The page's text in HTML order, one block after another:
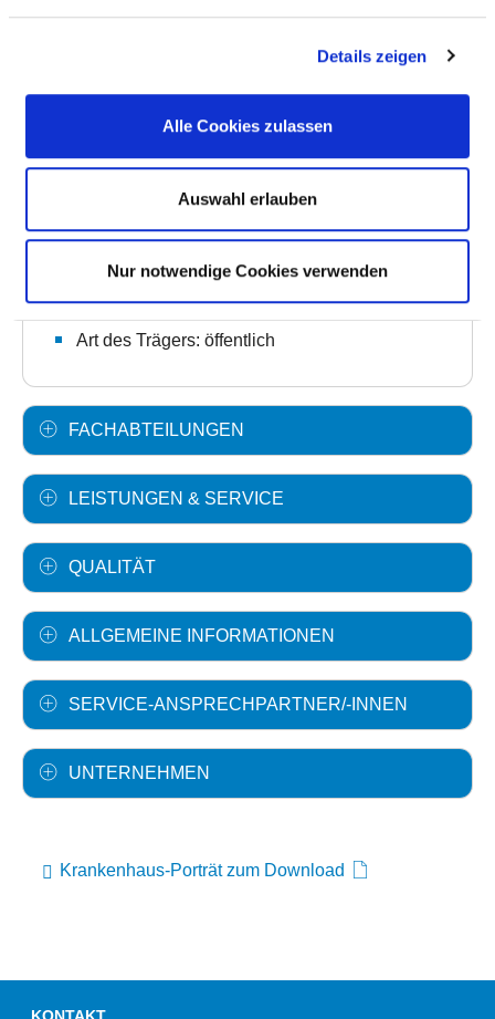
Details zeigen
Alle Cookies zulassen
Auswahl erlauben
Nur notwendige Cookies verwenden
Anzahl der Fachabteilungen: 5
Vollstationäre Fallzahl: 1.500
Teilstationäre Fallzahl: 175
Krankenhausträger: Krankenhaus GmbH
Landkreis Weilheim-Schongau
Art des Trägers: öffentlich
FACHABTEILUNGEN
LEISTUNGEN & SERVICE
QUALITÄT
ALLGEMEINE INFORMATIONEN
SERVICE-ANSPRECHPARTNER/-INNEN
UNTERNEHMEN
Krankenhaus-Porträt zum Download